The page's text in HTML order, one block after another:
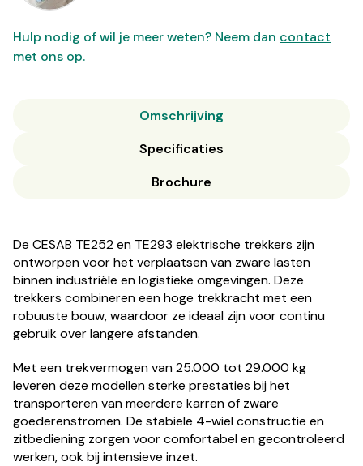
Hulp nodig of wil je meer weten? Neem dan contact
met ons op.
Omschrijving
Specificaties
Brochure
De CESAB TE252 en TE293 elektrische trekkers zijn
ontworpen voor het verplaatsen van zware lasten
binnen industriële en logistieke omgevingen. Deze
trekkers combineren een hoge trekkracht met een
robuuste bouw, waardoor ze ideaal zijn voor continu
gebruik over langere afstanden.
Met een trekvermogen van 25.000 tot 29.000 kg
leveren deze modellen sterke prestaties bij het
transporteren van meerdere karren of zware
goederenstromen. De stabiele 4-wiel constructie en
zitbediening zorgen voor comfortabel en gecontroleerd
werken, ook bij intensieve inzet.